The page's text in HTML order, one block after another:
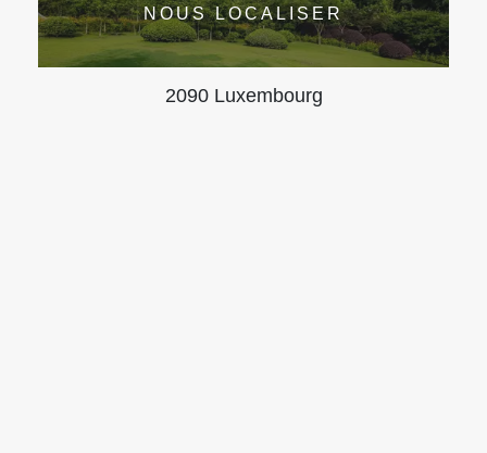
NOUS LOCALISER
2090 Luxembourg